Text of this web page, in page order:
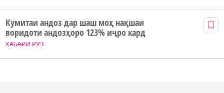
ХАБАРИ РӮЗ
Кумитаи андоз дар шаш моҳ нақшаи
воридоти андозҳоро 123% иҷро кард